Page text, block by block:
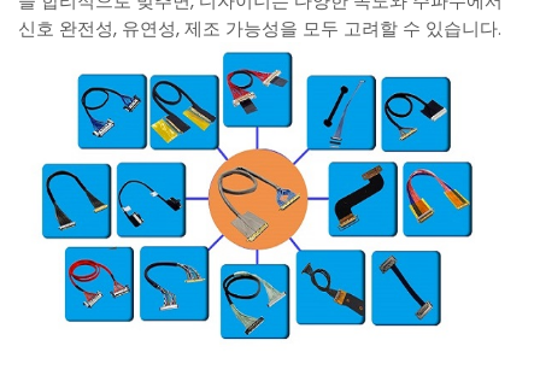
신호 완전성, 유연성, 제조 가능성을 모두 고려할 수 있습니다.